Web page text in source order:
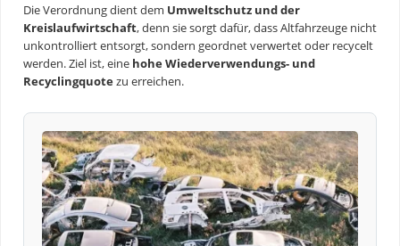
Die Verordnung dient dem Umweltschutz und der
Kreislaufwirtschaft, denn sie sorgt dafür, dass Altfahrzeuge nicht
unkontrolliert entsorgt, sondern geordnet verwertet oder recycelt
werden. Ziel ist, eine hohe Wiederverwendungs- und
Recyclingquotezu erreichen.